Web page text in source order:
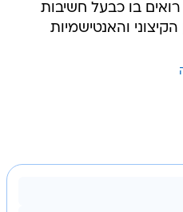
רואים בו כבעל חשיבות
והאנטישמיות